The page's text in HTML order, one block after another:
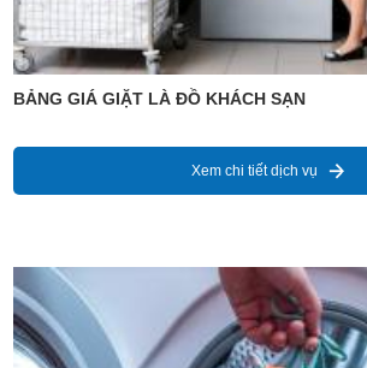
BẢNG GIÁ GIẶT LÀ ĐỒ KHÁCH SẠN
Xem chi tiết dịch vụ